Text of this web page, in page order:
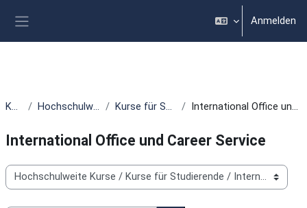
Anmelden
Kurse Hochschulweite Kurse Kurse für Studierende International Office und Career Service
International Office und Career Service
Kursbereiche